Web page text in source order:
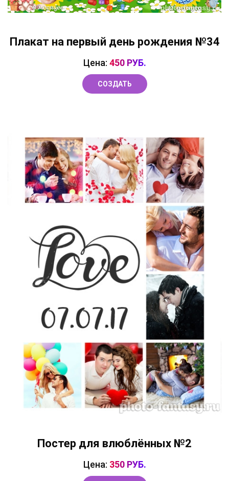
Плакат на первый день рождения №34
Цена: 450 РУБ.
СОЗДАТЬ
Постер для влюблённых №2
Цена: 350 РУБ.